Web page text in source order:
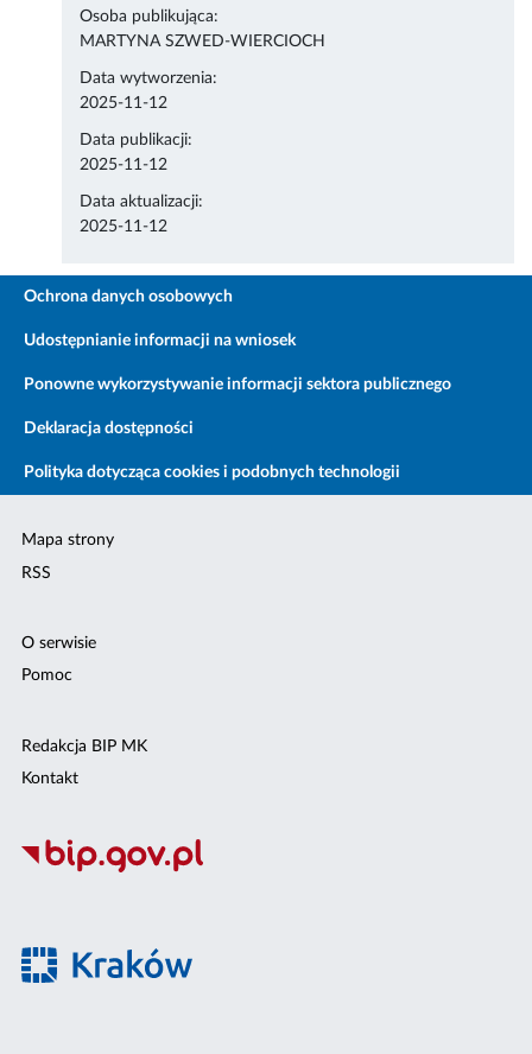
Osoba publikująca:
MARTYNA SZWED-WIERCIOCH
Data wytworzenia:
2025-11-12
Data publikacji:
2025-11-12
Data aktualizacji:
2025-11-12
Ochrona danych osobowych
Udostępnianie informacji na wniosek
Ponowne wykorzystywanie informacji sektora publicznego
Deklaracja dostępności
Polityka dotycząca cookies i podobnych technologii
Mapa strony
RSS
O serwisie
Pomoc
Redakcja BIP MK
Kontakt